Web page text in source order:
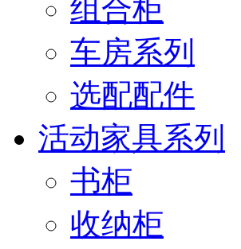
组合柜
车房系列
选配配件
活动家具系列
书柜
收纳柜